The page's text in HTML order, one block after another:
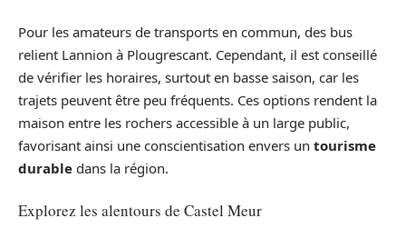
Pour les amateurs de transports en commun, des bus
relient Lannion à Plougrescant. Cependant, il est conseillé
de vérifier les horaires, surtout en basse saison, car les
trajets peuvent être peu fréquents. Ces options rendent la
maison entre les rochers accessible à un large public,
favorisant ainsi une conscientisation envers un tourisme
durable dans la région.
Explorez les alentours de Castel Meur